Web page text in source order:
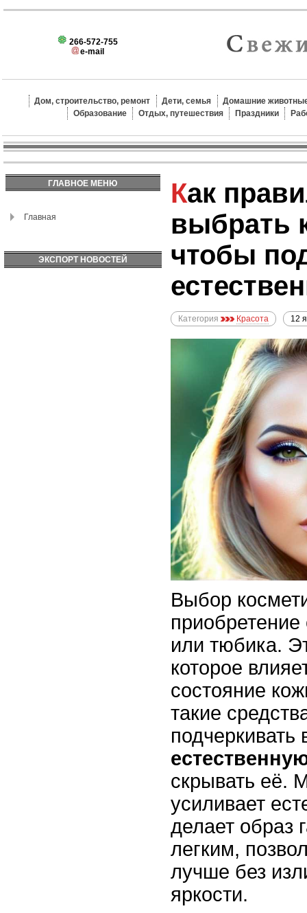
266-572-755
e-mail
Дом, строительство, ремонт Дети, семья
Домашние
Образование
Отдых, путешествия Праздники
ГЛАВНОЕ МЕНЮ
Главная
ЭКСПОРТ НОВОСТЕЙ
Как правильно
выбрать
чтобы
Категория Красота 12
Выбор
или тюбика.
которое
состояние
такие
подчеркивать
скрывать её.
усиливает
делает образ
легким,
лучше без
яркости.